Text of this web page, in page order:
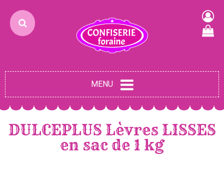
MENU
DULCEPLUS Lèvres LISSES
en sac de 1 kg